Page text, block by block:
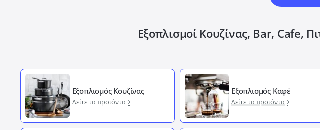
Εξοπλισμοί Κουζίνας, Bar, Cafe,
Εξοπλισμός Κουζίνας
Δείτε τα προιόντα
Εξοπλισμός Καφέ
Δείτε τα προιόντα